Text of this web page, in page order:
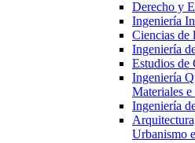
Derecho y
Ingeniería
Ciencias de
Ingeniería
Estudios de
Ingeniería
Materiales
Ingeniería
Urbanismo